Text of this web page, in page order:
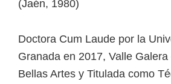
(Jaén, 1980)
Doctora Cum Laude por la
Granada en 2017, Valle
Bellas Artes y Titulada como